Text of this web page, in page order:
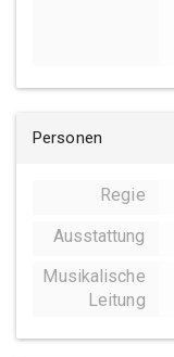
Personen
Regie
Ausstattung
Musikalische
Leitung